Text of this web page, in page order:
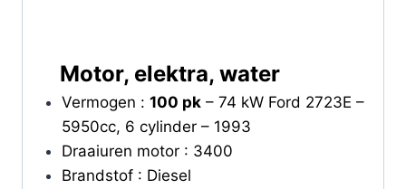
Motor, elektra, water
Vermogen : 100 pk– 74 kW Ford 2723E –
5950cc, 6 cylinder – 1993
Draaiuren motor : 3400
Brandstof : Diesel